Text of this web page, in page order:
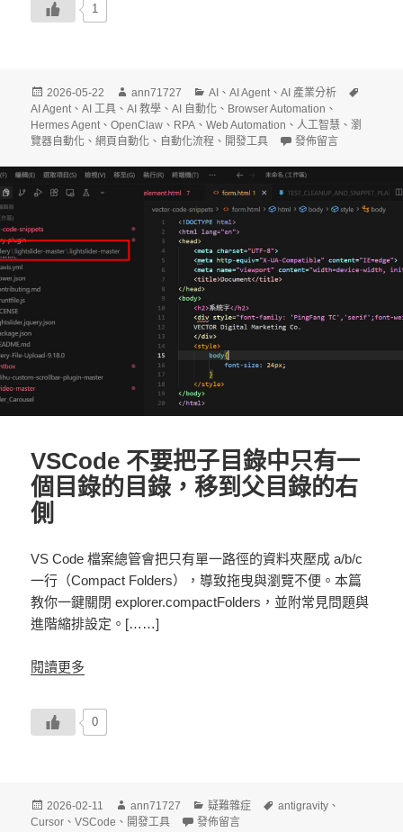
1
發
佈
日
期:
2026-05-22
作
者
ann71727
分
類
AI 、AI Agent、AI 產業分析
AI Agent、AI 工具 、AI 教學 、AI 自動化 、 Browser Automation 、
Hermes Agent、OpenClaw 、 RPA 、Web Automation 、人工智慧 、瀏
覽器自動化 、網頁自動化 、 自動化流程 、 開發工具 在〈AI Agent 模擬人
發佈留言
VSCode 不要把子目錄中只有一
個目錄的目錄，移到父目錄的右
側
VS Code 檔案總管會把只有單一路徑的資料夾壓成 a/b/c
一行（Compact Folders），導致拖曳與瀏覽不便。本篇
教你一鍵關閉 explorer.compactFolders，並附常見問題與
進階縮排設定。[……]
閱讀更多
0
發
佈
2026-02-11
作
者
ann71727
分
類
疑難雜症
標
antigravity 、
Cursor 、VSCode 、 開發工具 在〈VSCode 不要把子目錄中只有一個目
發佈留言